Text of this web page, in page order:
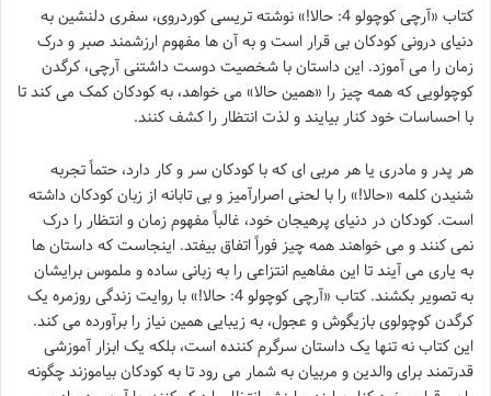
کتاب «آرچی کوچولو 4: حالا!» نوشته تریسی کوردروی، سفری دلنشین به
دنیای درونی کودکان بی قرار است و به آن ها مفهوم ارزشمند صبر و درک
زمان را می آموزد. این داستان با شخصیت دوست داشتنی آرچی، کرگدن
کوچولویی که همه چیز را «همین حالا» می خواهد، به کودکان کمک می کند تا
با احساسات خود کنار بیایند و لذت انتظار را کشف کنند.
هر پدر و مادری یا هر مربی ای که با کودکان سر و کار دارد، حتماً تجربه
شنیدن کلمه «حالا!» را با لحنی اصرارآمیز و بی تابانه از زبان کودکان داشته
است. کودکان در دنیای پرهیجان خود، غالباً مفهوم زمان و انتظار را درک
نمی کنند و می خواهند همه چیز فوراً اتفاق بیفتد. اینجاست که داستان ها
به یاری می آیند تا این مفاهیم انتزاعی را به زبانی ساده و ملموس برایشان
به تصویر بکشند. کتاب «آرچی کوچولو 4: حالا!» با روایت زندگی روزمره یک
کرگدن کوچولوی بازیگوش و عجول، به زیبایی همین نیاز را برآورده می کند.
این کتاب نه تنها یک داستان سرگرم کننده است، بلکه یک ابزار آموزشی
قدرتمند برای والدین و مربیان به شمار می رود تا به کودکان بیاموزند چگونه